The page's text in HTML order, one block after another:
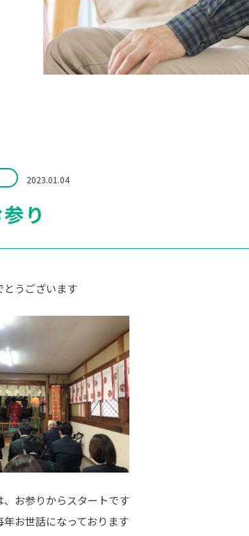
2023.01.04
り
とうございます
お参りからスタートです
年お世話になっております